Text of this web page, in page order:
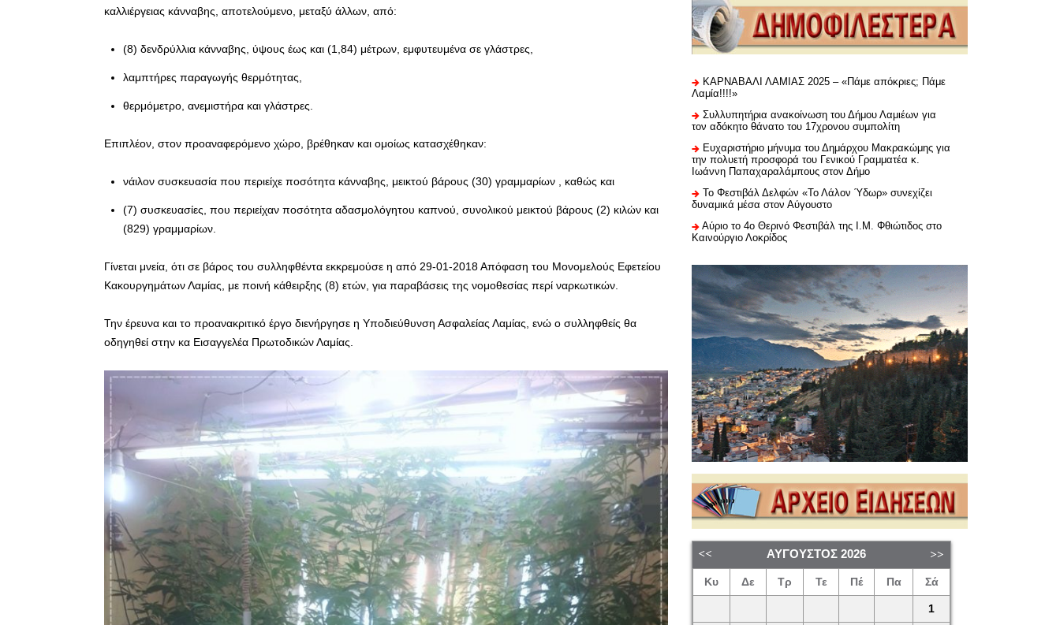
καλλιέργειας κάνναβης, αποτελούμενο, μεταξύ άλλων, από:
(8) δενδρύλλια κάνναβης, ύψους έως και (1,84) μέτρων, εμφυτευμένα σε γλάστρες,
λαμπτήρες παραγωγής θερμότητας,
θερμόμετρο, ανεμιστήρα και γλάστρες.
Επιπλέον, στον προαναφερόμενο χώρο, βρέθηκαν και ομοίως κατασχέθηκαν:
νάιλον συσκευασία που περιείχε ποσότητα κάνναβης, μεικτού βάρους (30) γραμμαρίων , καθώς και
(7) συσκευασίες, που περιείχαν ποσότητα αδασμολόγητου καπνού, συνολικού μεικτού βάρους (2) κιλών και
(829) γραμμαρίων.
Γίνεται μνεία, ότι σε βάρος του συλληφθέντα εκκρεμούσε η από 29-01-2018 Απόφαση του Μονομελούς Εφετείου
Κακουργημάτων Λαμίας, με ποινή κάθειρξης (8) ετών, για παραβάσεις της νομοθεσίας περί ναρκωτικών.
Την έρευνα και το προανακριτικό έργο διενήργησε η Υποδιεύθυνση Ασφαλείας Λαμίας, ενώ ο συλληφθείς θα
οδηγηθεί στην κα Εισαγγελέα Πρωτοδικών Λαμίας.
ΚΑΡΝΑΒΑΛΙ ΛΑΜΙΑΣ 2025 – «Πάμε απόκριες; Πάμε
Λαμία!!!!»
Συλλυπητήρια ανακοίνωση του Δήμου Λαμιέων για
τον αδόκητο θάνατο του 17χρονου συμπολίτη
Ευχαριστήριo μήνυμα του Δημάρχου Μακρακώμης για
την πολυετή προσφορά του Γενικού Γραμματέα κ.
Ιωάννη Παπαχαραλάμπους στον Δήμο
Το Φεστιβάλ Δελφών «Το Λάλον Ύδωρ» συνεχίζει
δυναμικά μέσα στον Αύγουστο
Αύριο το 4ο Θερινό Φεστιβάλ της Ι.Μ. Φθιώτιδος στο
Καινούργιο Λοκρίδος
ΑΎΓΟΥΣΤΟΣ 2026
Κυ Δε Τρ Τε Πέ Πα Σά
1